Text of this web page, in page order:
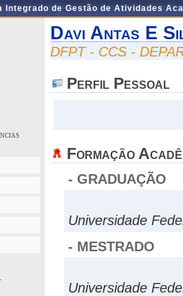
Integrado de Gestão de Atividades
Davi Antas E
DFPT - CCS -
Perfil Pessoal
Formação
- GRADUAÇÃO
Universidade
- MESTRADO
Universidade